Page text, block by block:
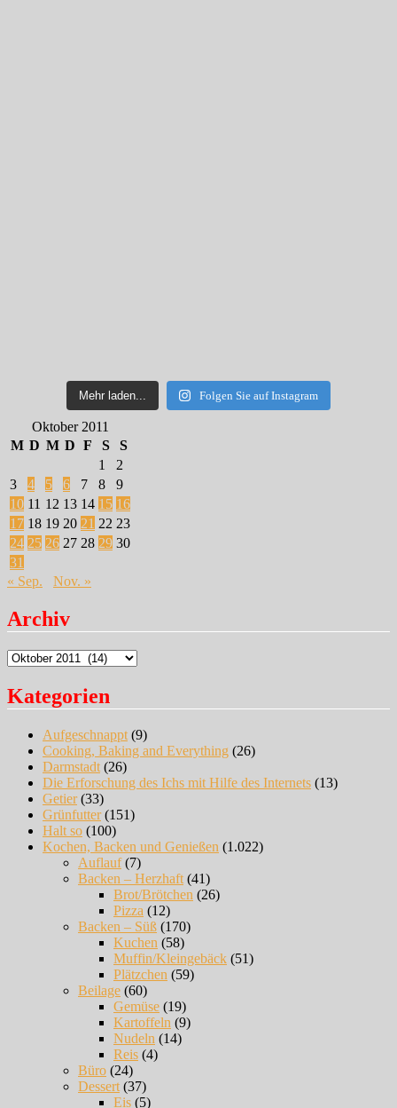
Mehr laden... Folgen Sie auf Instagram
Oktober 2011
M D M D F S
S
1
2
3
4 5 6 7 8
9
10 11 12 13 14 15 16
17 18 19 20 21 22 23
24 25 26 27 28 29 30
31
« Sep.
Nov. »
Archiv
Archiv
Kategorien
Aufgeschnappt (9)
Cooking, Baking and Everything (26)
Darmstadt (26)
Die Erforschung des Ichs mit Hilfe des Internets (13)
Getier(33)
Grünfutter(151)
Halt so (100)
Kochen, Backen und Genießen (1.022)
Auflauf(7)
Backen – Herzhaft (41)
Brot/Brötchen (26)
Pizza (12)
Backen – Süß (170)
Kuchen (58)
Muffin/Kleingebäck (51)
Plätzchen (59)
Beilage (60)
Gemüse (19)
Kartoffeln (9)
Nudeln (14)
Reis (4)
Büro (24)
Dessert (37)
Eis (5)